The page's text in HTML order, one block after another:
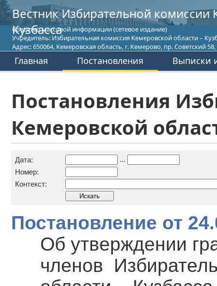
Вестник Избирательной комиссии
Кузбасса
Средство массовой информации (сетевое издание)
Учредитель: Избирательная комиссия Кемеровской области –
Адрес: 650064, Кемеровская область, г. Кемерово, пр. Советский 58,
Главная Постановления Выписки
Постановления
Кемеровской
Дата:
...
Номер:
Контекст:
Постановление от
Об утверждении
членов